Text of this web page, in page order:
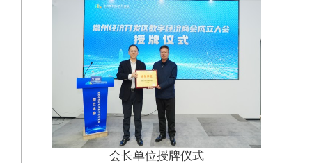
会长单位授牌仪式